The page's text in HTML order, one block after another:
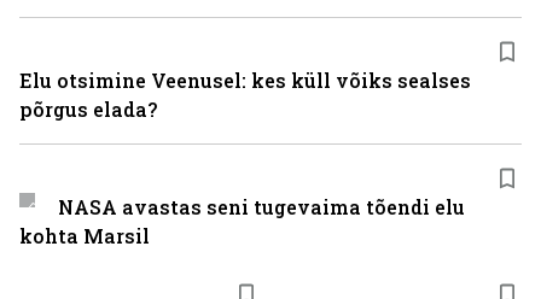
Elu otsimine Veenusel: kes küll võiks sealses
põrgus elada?
NASA avastas seni tugevaima tõendi elu
kohta Marsil